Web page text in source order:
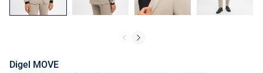
Digel MOVE